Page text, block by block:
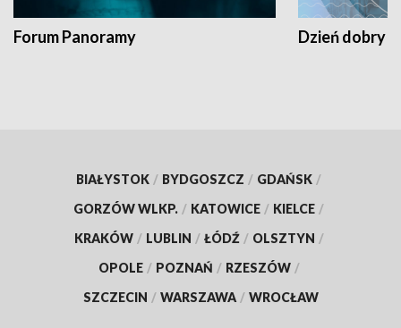
Forum Panoramy Dzień dobry
BIAŁYSTOK / BYDGOSZCZ / GDAŃSK /
GORZÓW WLKP. / KATOWICE / KIELCE /
KRAKÓW / LUBLIN / ŁÓDŹ / OLSZTYN /
OPOLE / POZNAŃ / RZESZÓW /
SZCZECIN / WARSZAWA / WROCŁAW